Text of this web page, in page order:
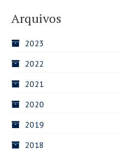
Arquivos
2023
2022
2021
2020
2019
2018